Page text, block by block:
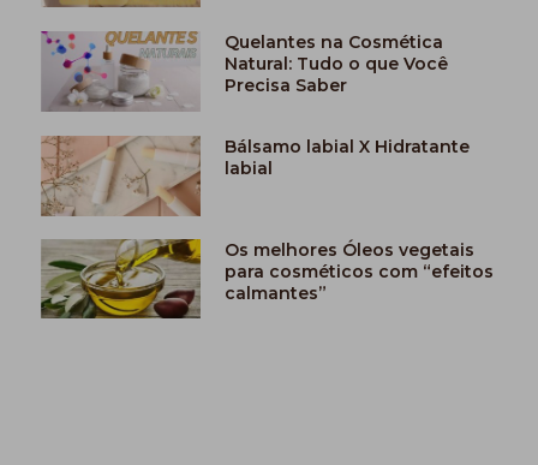
Quelantes na Cosmética
Natural: Tudo o que Você
Precisa Saber
Bálsamo labial X Hidratante
labial
Os melhores Óleos vegetais
para cosméticos com “efeitos
calmantes”